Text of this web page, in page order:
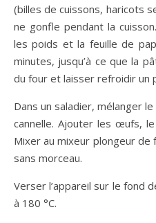
(billes de cuissons, haricots
ne gonfle pendant la
les poids et la feuille de
minutes, jusqu’à ce que la
du four et laisser refroidir un
Dans un saladier, mélanger
cannelle. Ajouter les œufs,
Mixer au mixeur plongeur de
sans morceau.
Verser l’appareil sur le fond
à 180 °C.